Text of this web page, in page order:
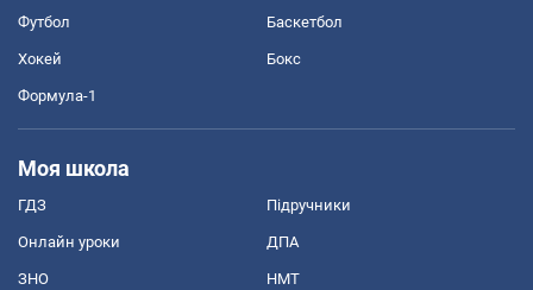
Футбол Баскетбол
Хокей Бокс
Формула-1
Моя школа
ГДЗ Підручники
Онлайн уроки ДПА
ЗНО НМТ